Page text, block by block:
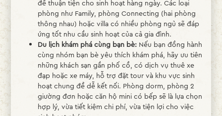
để thuận tiện cho sinh hoạt hàng ngày. Các loại
phòng như Family, phòng Connecting (hai phòng
thông nhau) hoặc villa có nhiều phòng ngủ sẽ đáp
ứng tốt nhu cầu sinh hoạt của cả gia đình.
Du lịch khám phá cùng bạn bè:Nếu bạn đồng hành
cùng nhóm bạn bè yêu thích khám phá, hãy ưu tiên
những khách sạn gần phố cổ, có dịch vụ thuê xe
đạp hoặc xe máy, hỗ trợ đặt tour và khu vực sinh
hoạt chung để dễ kết nối. Phòng dorm, phòng 2
giường đơn hoặc căn hộ mini có bếp sẽ là lựa chọn
hợp lý, vừa tiết kiệm chi phí, vừa tiện lợi cho việc